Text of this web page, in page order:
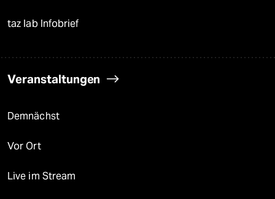
taz lab Infobrief
Veranstaltungen
Demnächst
Vor Ort
Live im Stream